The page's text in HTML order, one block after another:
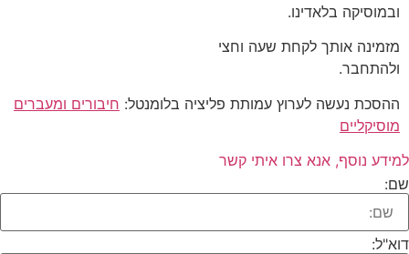
ובמוסיקה בלאדינו.
מזמינה אותך לקחת שעה וחצי
ולהתחבר.
ההסכת נעשה לערוץ עמותת פליציה בלומנטל: חיבורים ומעברים
מוסיקליים
למידע נוסף, אנא צרו איתי קשר
שם:
דוא"ל: